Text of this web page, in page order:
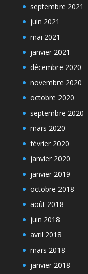
septembre 2021
juin 2021
mai 2021
janvier 2021
décembre 2020
novembre 2020
octobre 2020
septembre 2020
mars 2020
février 2020
janvier 2020
janvier 2019
octobre 2018
août 2018
juin 2018
avril 2018
mars 2018
janvier 2018